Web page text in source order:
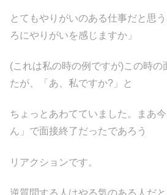
とてもやりがいのある仕事だと思
ろにやりがいを感じますか」
(これは私の時の例ですが)この時の
たが、「あ、私ですか?」と
ちょっとあわてていました。まあ
ん」で面接終了だったであろう
リアクションです。